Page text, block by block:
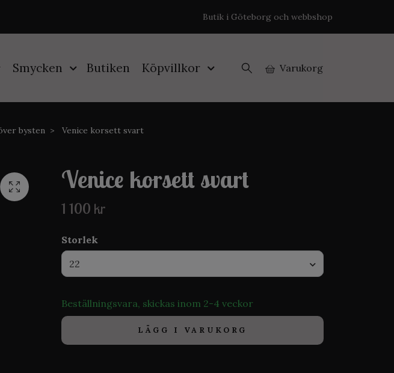
Butik i Göteborg och webbshop
Smycken Butiken Köpvillkor Varukorg
bysten Venice korsett svart
Venice korsett svart
1 100 kr
Storlek
22
Beställningsvara, skickas inom 2-4 veckor
LÄGG I VARUKORG